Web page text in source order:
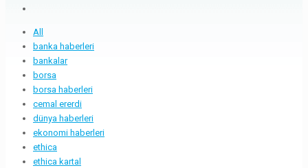
All
banka haberleri
bankalar
borsa
borsa haberleri
cemal ererdi
dünya haberleri
ekonomi haberleri
ethica
ethica kartal